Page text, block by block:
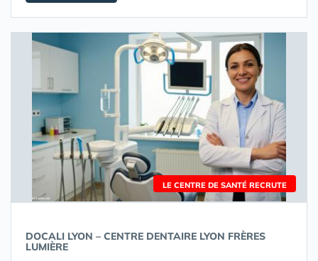
LE CENTRE DE SANTÉ RECRUTE
DOCALI LYON – CENTRE DENTAIRE LYON FRÈRES
LUMIÈRE